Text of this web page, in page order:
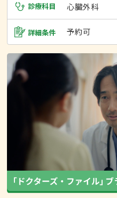
診療科目 心臓外科
詳細条件 予約可